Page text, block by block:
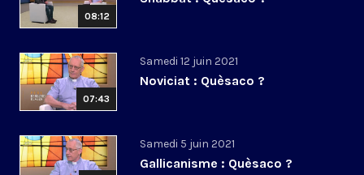
08:12
07:43
Samedi 12 juin 2021
Noviciat : Quèsaco ?
Samedi 5 juin 2021
Gallicanisme : Quèsaco ?